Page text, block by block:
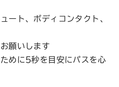
ート、ボディコンタクト、
願いします
めに5秒を目安にパスを心